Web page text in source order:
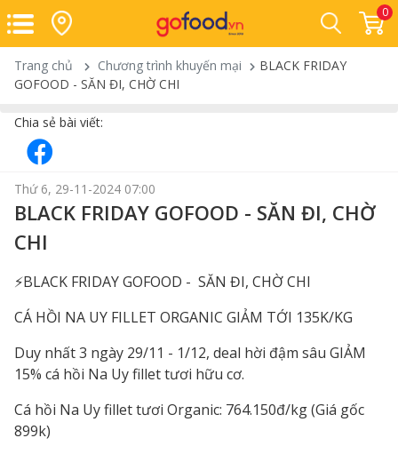
0
Trang chủ Chương trình khuyến mại
BLACK FRIDAY
GOFOOD - SĂN ĐI, CHỜ CHI
Chia sẻ bài viết:
Thứ 6, 29-11-2024 07:00
BLACK FRIDAY GOFOOD - SĂN ĐI, CHỜ
CHI
⚡️BLACK FRIDAY GOFOOD - SĂN ĐI, CHỜ CHI
CÁ HỒI NA UY FILLET ORGANIC GIẢM TỚI 135K/KG
Duy nhất 3 ngày 29/11 - 1/12, deal hời đậm sâu GIẢM
15% cá hồi Na Uy fillet tươi hữu cơ.
Cá hồi Na Uy fillet tươi Organic: 764.150đ/kg (Giá gốc
899k)